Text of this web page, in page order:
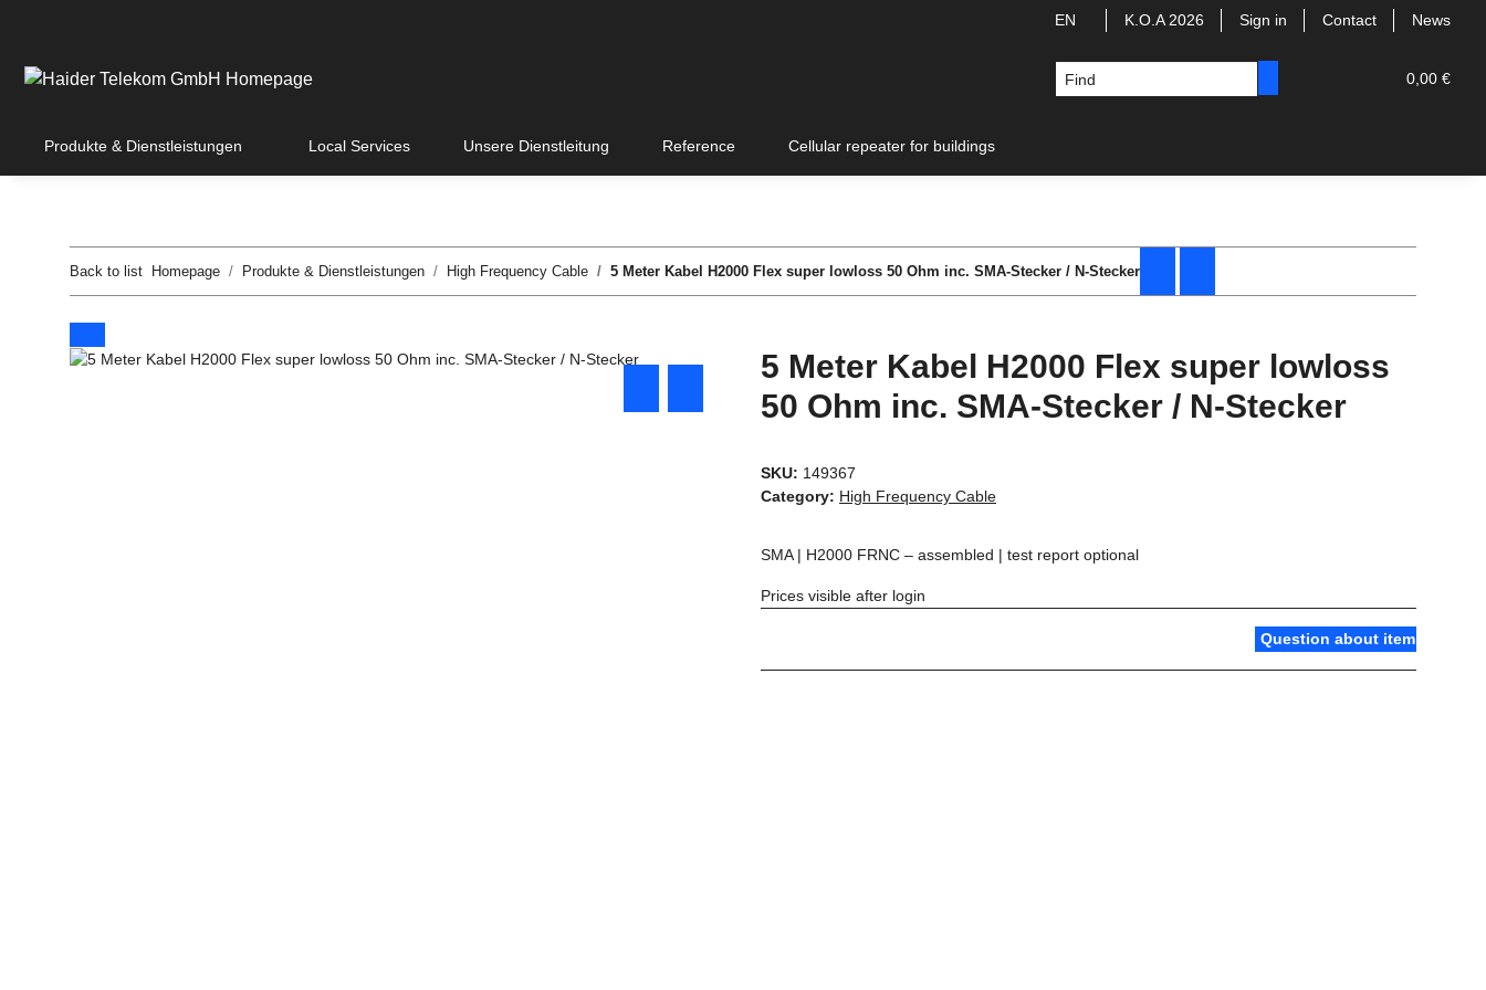
EN K.O.A 2026 Sign in Contact News
0,00 €
Produkte & Dienstleistungen Local Services Unsere Dienstleitung Reference Cellular repeater for buildings
Back to list Homepage Produkte & Dienstleistungen High Frequency Cable 5 Meter Kabel H2000 Flex super lowloss 50 Ohm inc. SMA-Stecker / N-Stecker
5 Meter Kabel H2000 Flex super lowloss
50 Ohm inc. SMA-Stecker / N-Stecker
SKU: 149367
Category: High Frequency Cable
SMA | H2000 FRNC – assembled | test report optional
Prices visible after login
Question about item